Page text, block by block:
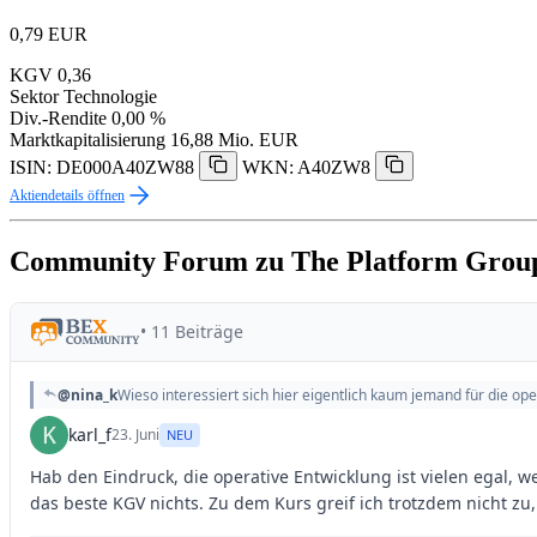
0,79 EUR
KGV 0,36
Sektor Technologie
Div.-Rendite 0,00 %
Marktkapitalisierung 16,88 Mio. EUR
ISIN: DE000A40ZW88
WKN: A40ZW8
Aktiendetails öffnen
Community Forum zu The Platform